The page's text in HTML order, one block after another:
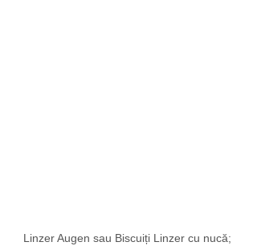
Linzer Augen sau Biscuiți Linzer cu nucă;